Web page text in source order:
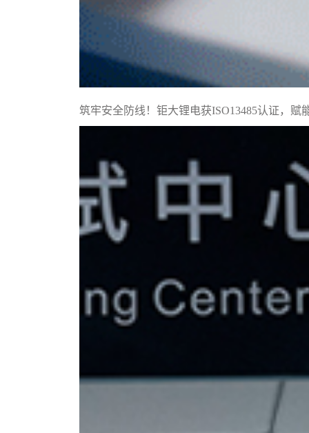
筑牢安全防线！钜大锂电获ISO13485认证，赋